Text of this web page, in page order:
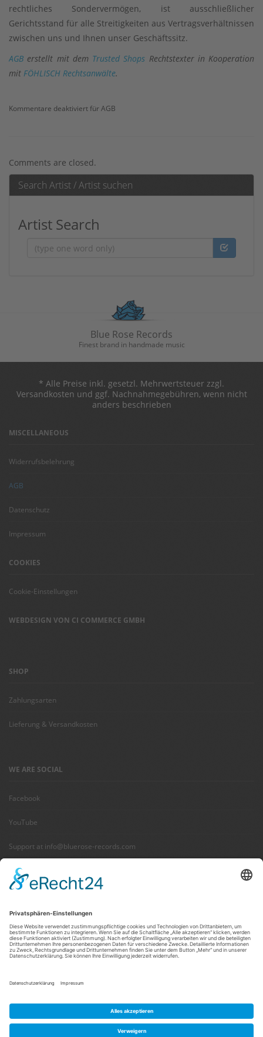
rechtliches Sondervermögen, ist ausschließlicher
Gerichtsstand für alle Streitigkeiten aus Vertragsverhältnissen
zwischen uns und Ihnen unser Geschäftssitz.
AGB erstellt mit dem Trusted Shops Rechtstexter in Kooperation
mit FÖHLISCH Rechtsanwälte.
Kommentare deaktiviert für AGB
Comments are closed.
Search Artist / Artist suchen
Artist Search
Artist
Blue Rose Records
Finest brand in handmade music
* Alle Preise inkl. gesetzl. Mehrwertsteuer zzgl.
Versandkosten und ggf. Nachnahmegebühren, wenn nicht
anders beschrieben
MISCELLANEOUS
Widerrufsbelehrung
AGB
Datenschutz
Impressum
COOKIES
Cookie-Einstellungen
WEBDESIGN VON CI COMMERCE GMBH
SHOP
Zahlungsarten
Lieferung & Versandkosten
WE ARE SOCIAL
Facebook
YouTube
Support at info@bluerose-records.com
um den Facebook Social Plugins-
Service zu laden!
Wir verwenden Facebook Social Plugins, um
der Nutzung des Service zu, um diese Inhalte
anzuzeigen.